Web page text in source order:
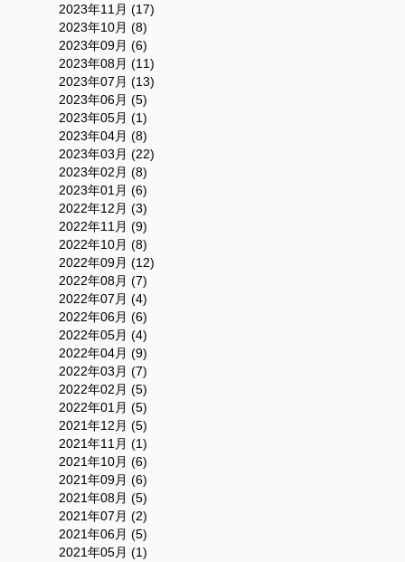
2023年11月 (17)
2023年10月 (8)
2023年09月 (6)
2023年08月 (11)
2023年07月 (13)
2023年06月 (5)
2023年05月 (1)
2023年04月 (8)
2023年03月 (22)
2023年02月 (8)
2023年01月 (6)
2022年12月 (3)
2022年11月 (9)
2022年10月 (8)
2022年09月 (12)
2022年08月 (7)
2022年07月 (4)
2022年06月 (6)
2022年05月 (4)
2022年04月 (9)
2022年03月 (7)
2022年02月 (5)
2022年01月 (5)
2021年12月 (5)
2021年11月 (1)
2021年10月 (6)
2021年09月 (6)
2021年08月 (5)
2021年07月 (2)
2021年06月 (5)
2021年05月 (1)